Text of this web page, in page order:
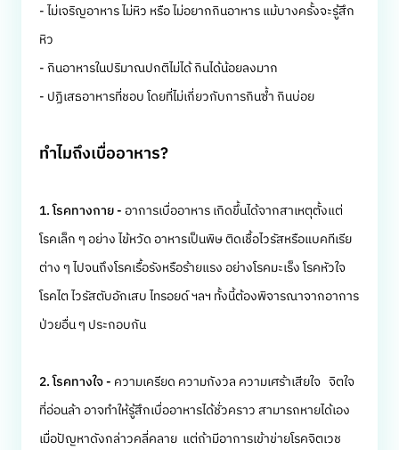
- ไม่เจริญอาหาร ไม่หิว หรือ ไม่อยากกินอาหาร แม้บางครั้งจะรู้สึก
หิว
- กินอาหารในปริมาณปกติไม่ได้ กินได้น้อยลงมาก
- ปฏิเสธอาหารที่ชอบ โดยที่ไม่เกี่ยวกับการกินซ้ำ กินบ่อย
ทำไมถึงเบื่ออาหาร?
1. โรคทางกาย - อาการเบื่ออาหาร เกิดขึ้นได้จากสาเหตุตั้งแต่
โรคเล็ก ๆ อย่าง ไข้หวัด อาหารเป็นพิษ ติดเชื้อไวรัสหรือแบคทีเรีย
ต่าง ๆ ไปจนถึงโรคเรื้อรังหรือร้ายแรง อย่างโรคมะเร็ง โรคหัวใจ
โรคไต ไวรัสตับอักเสบ ไทรอยด์ ฯลฯ ทั้งนี้ต้องพิจารณาจากอาการ
ป่วยอื่น ๆ ประกอบกัน
2. โรคทางใจ - ความเครียด ความกังวล ความเศร้าเสียใจ จิตใจ
ที่อ่อนล้า อาจทำให้รู้สึกเบื่ออาหารได้ชั่วคราว สามารถหายได้เอง
เมื่อปัญหาดังกล่าวคลี่คลาย แต่ถ้ามีอาการเข้าข่ายโรคจิตเวช